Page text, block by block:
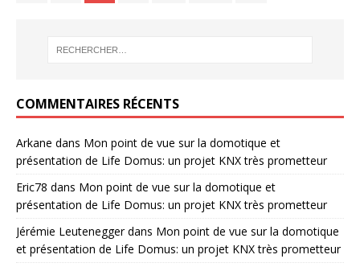
COMMENTAIRES RÉCENTS
Arkane dans Mon point de vue sur la domotique et
présentation de Life Domus: un projet KNX très prometteur
Eric78 dans Mon point de vue sur la domotique et
présentation de Life Domus: un projet KNX très prometteur
Jérémie Leuteneggerdans Mon point de vue sur la domotique
et présentation de Life Domus: un projet KNX très prometteur